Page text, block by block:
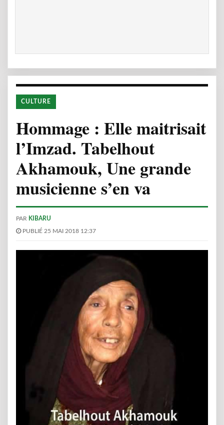
CULTURE
Hommage : Elle maitrisait
l’Imzad. Tabelhout
Akhamouk, Une grande
musicienne s’en va
PAR KIBARU
PUBLIÉ 25 MAI 2018 12:37